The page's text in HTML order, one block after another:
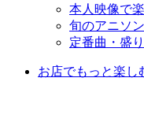
本人映像で
旬のアニソ
定番曲・盛
お店でもっと楽し